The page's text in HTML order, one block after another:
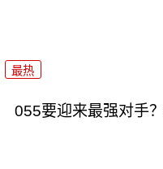
最热
055要迎来最强对手